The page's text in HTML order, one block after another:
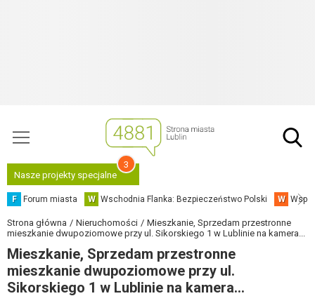
Nasze projekty specjalne
3
F Forum miasta W Wschodnia Flanka: Bezpieczeństwo Polski W
Strona główna Nieruchomości
Mieszkanie, Sprzedam przestronne
mieszkanie dwupoziomowe przy ul. Sikorskiego 1 w Lublinie na kamera...
Mieszkanie, Sprzedam przestronne
mieszkanie dwupoziomowe przy ul.
Sikorskiego 1 w Lublinie na kamera...